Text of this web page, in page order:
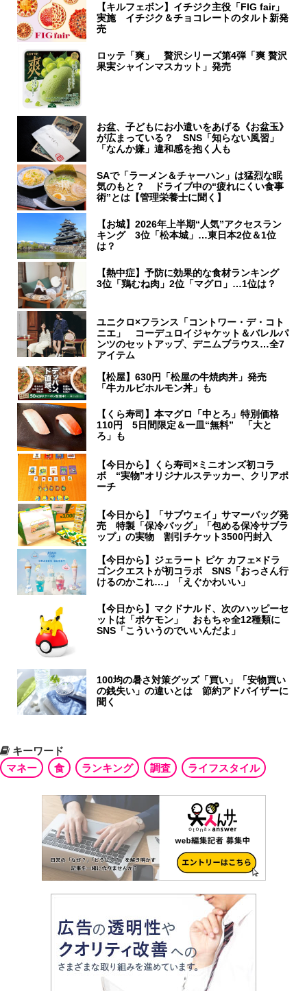
【キルフェボン】イチジク主役「FIG fair」
実施 イチジク＆チョコレートのタルト新発
売
ロッテ「爽」 贅沢シリーズ第4弾「爽 贅沢
果実シャインマスカット」発売
お盆、子どもにお小遣いをあげる《お盆玉》
が広まっている？ SNS「知らない風習」
「なんか嫌」違和感を抱く人も
SAで「ラーメン＆チャーハン」は猛烈な眠
気のもと？ ドライブ中の“疲れにくい食事
術”とは【管理栄養士に聞く】
【お城】2026年上半期“人気”アクセスラン
キング 3位「松本城」…東日本2位＆1位
は？
【熱中症】予防に効果的な食材ランキング
3位「鶏むね肉」2位「マグロ」…1位は？
ユニクロ×フランス「コントワー・デ・コト
ニエ」 コーデュロイジャケット＆バレルパ
ンツのセットアップ、デニムブラウス…全7
アイテム
【松屋】630円「松屋の牛焼肉丼」発売
「牛カルビホルモン丼」も
【くら寿司】本マグロ「中とろ」特別価格
110円 5日間限定＆一皿“無料” 「大と
ろ」も
【今日から】くら寿司×ミニオンズ初コラ
ボ “実物”オリジナルステッカー、クリアポ
ーチ
【今日から】「サブウェイ」サマーバッグ発
売 特製「保冷バッグ」「包める保冷サブラ
ップ」の実物 割引チケット3500円封入
【今日から】ジェラート ピケ カフェ×ドラ
ゴンクエストが初コラボ SNS「おっさん行
けるのかこれ…」「えぐかわいい」
【今日から】マクドナルド、次のハッピーセ
ットは「ポケモン」 おもちゃ全12種類に
SNS「こういうのでいいんだよ」
100均の暑さ対策グッズ「買い」「安物買い
の銭失い」の違いとは 節約アドバイザーに
聞く
キーワード
マネー
食 ランキング 調査 ライフスタイル